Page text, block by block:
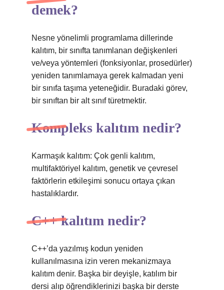
demek?
Nesne yönelimli programlama dillerinde
kalıtım, bir sınıfta tanımlanan değişkenleri
ve/veya yöntemleri (fonksiyonlar, prosedürler)
yeniden tanımlamaya gerek kalmadan yeni
bir sınıfa taşıma yeteneğidir. Buradaki görev,
bir sınıftan bir alt sınıf türetmektir.
Kompleks kalıtım nedir?
Karmaşık kalıtım: Çok genli kalıtım,
multifaktöriyel kalıtım, genetik ve çevresel
faktörlerin etkileşimi sonucu ortaya çıkan
hastalıklardır.
C++ kalıtım nedir?
C++’da yazılmış kodun yeniden
kullanılmasına izin veren mekanizmaya
kalıtım denir. Başka bir deyişle, katılım bir
dersi alıp öğrendiklerinizi başka bir derste